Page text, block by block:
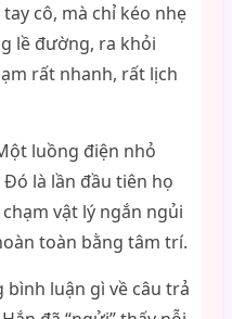
cô, mà chỉ kéo nhẹ
lề đường, ra khỏi
rất nhanh, rất lịch
luồng điện nhỏ
là lần đầu tiên họ
vật lý ngắn ngủi
toàn bằng tâm trí.
luận gì về câu trả